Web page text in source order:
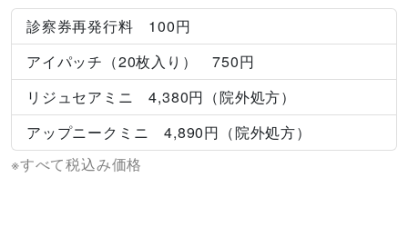
診察券再発行料 100円
アイパッチ（20枚入り） 750円
リジュセアミニ 4,380円（院外処方）
アップニークミニ 4,890円（院外処方）
※すべて税込み価格